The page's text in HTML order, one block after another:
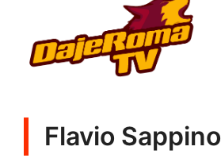
contenuto
Flavio Sappino